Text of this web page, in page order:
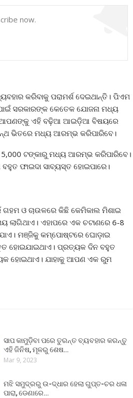
now.
କରିବାକୁ ପରାମର୍ଶ ଦେଇଥାନ୍ତି। ପିଏମ
ସରକାରଙ୍କ କେତେକ ଯୋଜନା ମଧ୍ୟ
ଆପଣଙ୍କୁ ଏହି ବଢ଼ିଆ ଆଇଡ଼ିଆ ବିଷୟରେ
ଭିତରେ ମଧ୍ୟ ଆରମ୍ଭ କରିପାରିବେ।
ଟଙ୍କାରୁ ମଧ୍ୟ ଆରମ୍ଭ କରିପାରିବେ।
ଫାଇଦା ସାବ୍ୟସ୍ତ ହୋଇପାରେ।
ଗହମ ଓ ଚାଉଳରେ କିଛି କେମିକାଲ ମିଶାଇ
ଏହାପରେ ଏକ ଚଟାଣରେ 6-8
ମଞ୍ଜିକୁ କମ୍ପୋଷ୍ଟରେ ଘୋଡ଼ାଇ
ହୋଇଯାଇଥାଏ। ପ୍ରତ୍ୟକ ଦିନ ବହୁତ
ହୋଇଥାଏ। ଯାହାକୁ ଆପଣ ଏକ ରୁମ
ସାପ କାମୁଡ଼ିବା ପରେ ତୁରନ୍ତ ବ୍ୟବହାର କରନ୍ତୁ
ଏହି ଜିନିଷ, ମୂଳରୁ ଶେଷ…
Mar 9, 2023
ମଝି ସମୁଦ୍ରରୁ ଉ-ଦ୍ଧାର ହେଲା ଗୁପ୍ତ-ଚର ଧଳା
ପାରା, ଡେଣାରେ…